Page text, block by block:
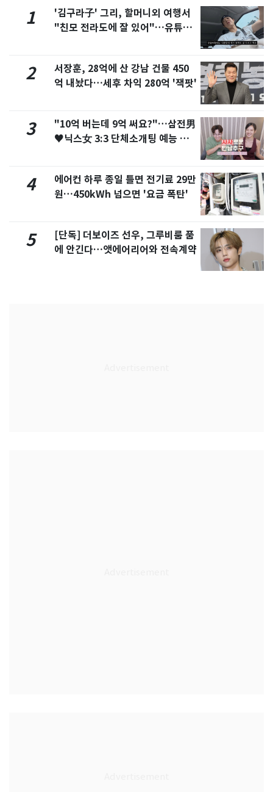
1
'김구라子' 그리, 할머니외 여행서
"친모 전라도에 잘 있어"…유튜브
2
서장훈, 28억에 산 강남 건물 450
억 내놨다…세후 차익 280억 '잭팟'
3
"10억 버는데 9억 써요?"…삼전男
♥닉스女 3:3 단체소개팅 예능 화
4
에어컨 하루 종일 틀면 전기료 29만
원…450kWh 넘으면 '요금 폭탄'
5
[단독] 더보이즈 선우, 그루비룸 품
에 안긴다…앳에어리어와 전속계약